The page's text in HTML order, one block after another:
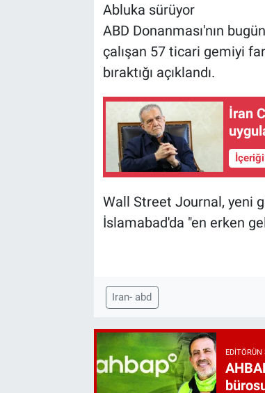
Abluka sürüyor
ABD Donanması'nın
çalışan 57 ticari gemiyi
bıraktığı açıklandı.
İran
Wall Street Journal, yeni
İslamabad'da "en erken
Iran- abd
EDITÖRÜN